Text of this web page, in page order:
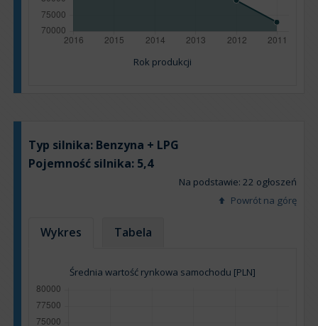
Rok produkcji
Typ silnika: Benzyna + LPG
Pojemność silnika: 5,4
Na podstawie: 22 ogłoszeń
Powrót na górę
Wykres Tabela
Średnia wartość rynkowa samochodu [PLN]